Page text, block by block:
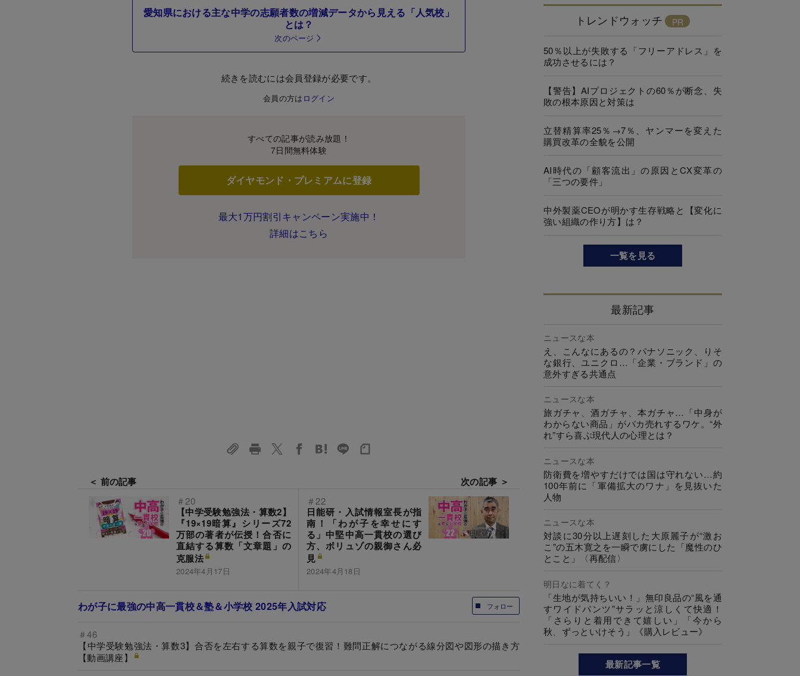
愛知県における主な中学の志願者数の増減データから見える「人気校」
とは？
次のページ
続きを読むには会員登録が必要です。
会員の方は ログイン
すべての記事が読み放題！
7日間無料体験
ダイヤモンド・プレミアムに登録
最大1万円割引キャンペーン実施中！
詳細はこちら
＜ 前の記事
＃20
【中学受験勉強法・算数2】
『19×19暗算』シリーズ72
万部の著者が伝授！合否に
直結する算数「文章題」の
克服法
2024年4月17日
次の記事 ＞
＃22
日能研・入試情報室長が指
南！「わが子を幸せにす
る」中堅中高一貫校の選び
方、ボリュゾの親御さん必
見
2024年4月18日
フォロー
わが子に最強の中高一貫校＆塾＆小学校 2025年入試対応
＃46
【中学受験勉強法・算数3】合否を左右する算数を親子で復習！難問正解につながる線分図や図形の描き方
【動画講座】
トレンドウォッチ
50％以上が失敗する「フリーアドレス」を
成功させるには？
【警告】AIプロジェクトの60％が断念、失
敗の根本原因と対策は
立替精算率25％→7％、ヤンマーを変えた
購買改革の全貌を公開
AI時代の「顧客流出」の原因とCX変革の
「三つの要件」
中外製薬CEOが明かす生存戦略と【変化に
強い組織の作り方】は？
一覧を見る
最新記事
ニュースな本
え、こんなにあるの？パナソニック、りそ
な銀行、ユニクロ…「企業・ブランド」の
意外すぎる共通点
ニュースな本
旅ガチャ、酒ガチャ、本ガチャ…「中身が
わからない商品」がバカ売れするワケ。“外
れ”すら喜ぶ現代人の心理とは？
ニュースな本
防衛費を増やすだけでは国は守れない…約
100年前に「軍備拡大のワナ」を見抜いた
人物
ニュースな本
対談に30分以上遅刻した大原麗子が“激お
こ”の五木寛之を一瞬で虜にした「魔性のひ
とこと」〈再配信〉
明日なに着てく？
「生地が気持ちいい！」無印良品の“風を通
すワイドパンツ”サラッと涼しくて快適！
「さらりと着用できて嬉しい」「今から
秋、ずっといけそう」《購入レビュー》
最新記事一覧